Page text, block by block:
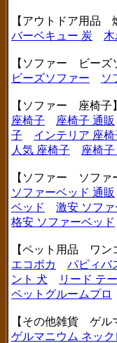
【アウトドア用品
バーベキュー 炭
木
【ソファー ビーズ
ビーズソファー
ソ
【ソファー 座椅子】
座椅子
座椅子 通販
子
インテリア 座椅
人気 座椅子
座椅
【ソファー ソファ
ソファーベッド 通販
ベッド
激安 ソフ
格安 ソファーベッド
【ペット用品 ワン
エコポカ
パピィバ
ント 犬
リード テ
ペットグルームプロ
【その他雑貨 ゲル
ゲルマニウム ネック